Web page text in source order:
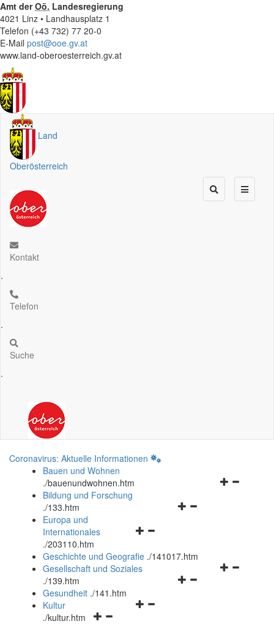
Amt derOö. Landesregierung
4021 Linz • Landhausplatz 1
Telefon (+43 732) 77 20-0
E-Mail post@ooe.gv.at
www.land-oberoesterreich.gv.at
Land
Oberösterreich
Kontakt
.
Telefon
.
Suche
.
Coronavirus: Aktuelle Informationen
Bauen und Wohnen
./bauenundwohnen.htm
Navigationsmenü
Bildung und Forschung
./133.htm
Navigationsmenü
und
schließen
Europa und
Internationales
./203110.htm
Geschichte und Geografie ./141017.htm
Navigationsmenü
Gesellschaft und Soziales
./139.htm
Navigationsmenü
Gesundheit ./141.htm
Navigationsmenü
Kultur
./kultur.htm